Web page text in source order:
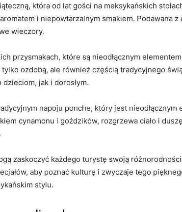
która od lat gości na meksykańskich
i niepowtarzalnym smakiem. Podawana
wieczory.
przysmakach, które są nieodłącznym
tylko ozdobą, ale również częścią tradycyjnego
jak i dorosłym.
napoju ponche, który jest
cynamonu i goździków, rozgrzewa ciało i
zaskoczyć każdego turystę swoją
aby poznać kulturę i zwyczaje tego
stylu.